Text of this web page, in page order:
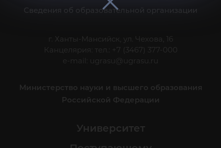
Сведения об образовательной организации
г. Ханты-Мансийск, ул. Чехова, 16
Канцелярия: тел.: +7 (3467) 377-000
e-mail: ugrasu@ugrasu.ru
Министерство науки и высшего образования
Российской Федерации
Университет